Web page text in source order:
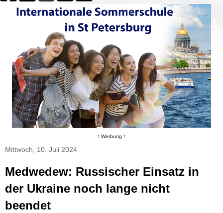
↑ Werbung ↑
Mittwoch, 10. Juli 2024
Medwedew: Russischer Einsatz in
der Ukraine noch lange nicht
beendet